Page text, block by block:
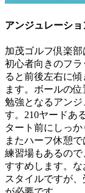
アンジュレーシ
加茂ゴルフ倶楽部
初心者向きのフ
ると前後左右に
ます。ボールの
勉強となるアン
す。210ヤードあ
タート前にしっ
またハーフ休憩
練習場もあるの
すすめします。
スタイルですが